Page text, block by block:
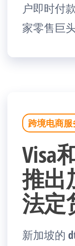
户即时付
家零售巨
跨境电商
Visa
推出
法定
新加坡的